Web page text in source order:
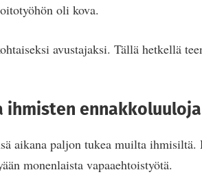
oli kova.
avustajaksi. Tällä hetkellä
ihmisten ennakkoluuloja
aikana paljon tukea muilta ihmisiltä.
monenlaista vapaaehtoistyötä.